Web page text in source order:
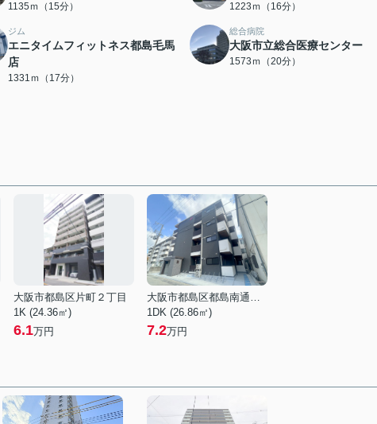
1135ｍ（15分） 1223ｍ（16分）
ジム
エニタイムフィットネス都島毛馬
店
1331ｍ（17分）
総合病院
大阪市立総合医療センター
1573ｍ（20分）
大阪市都島区片町２丁目
1K (24.36㎡)
6.1万円
大阪市都島区都島南通１丁目
1DK (26.86㎡)
7.2万円